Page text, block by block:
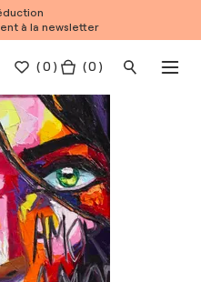
à la newsletter
(0 ) ( 0 )